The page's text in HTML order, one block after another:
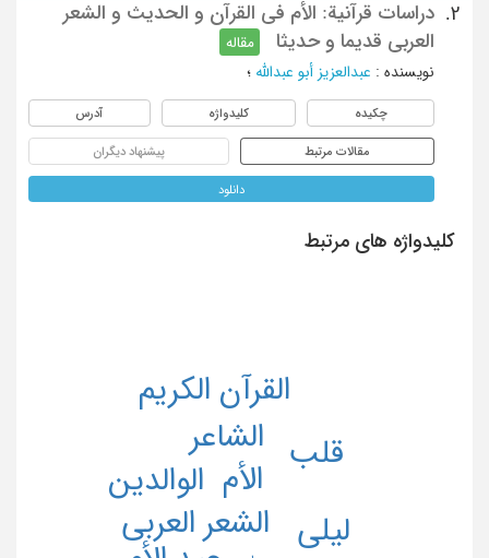
2.
دراسات قرآنیة: الأم فی القرآن و الحدیث و الشعر
العربی قدیما و حدیثا
مقاله
نویسنده : عبدالعزیز أبو عبدالله ؛
چکیده کلیدواژه آدرس
مقالات مرتبط پیشنهاد دیگران
دانلود
کلیدواژه های مرتبط
الأم
الشاعر
الشعر العربی
القرآن الکریم
الوالدین
قلب
لیلی